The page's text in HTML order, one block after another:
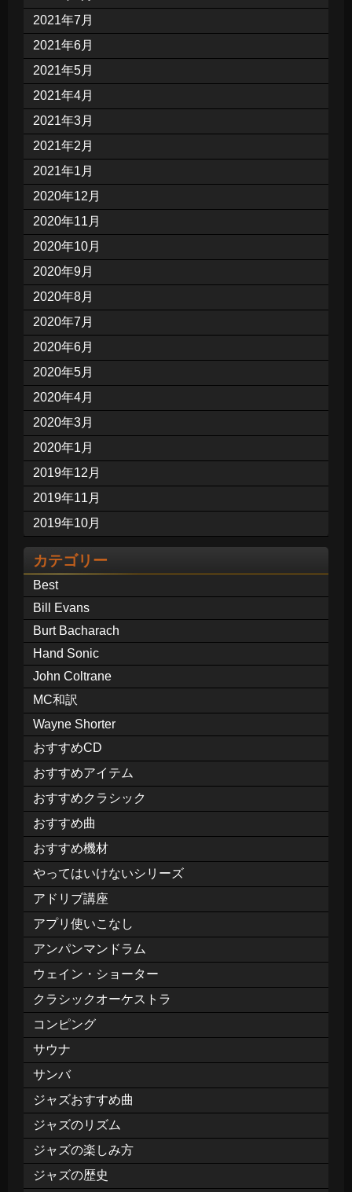
2021年7月
2021年6月
2021年5月
2021年4月
2021年3月
2021年2月
2021年1月
2020年12月
2020年11月
2020年10月
2020年9月
2020年8月
2020年7月
2020年6月
2020年5月
2020年4月
2020年3月
2020年1月
2019年12月
2019年11月
2019年10月
カテゴリー
Best
Bill Evans
Burt Bacharach
Hand Sonic
John Coltrane
MC和訳
Wayne Shorter
おすすめCD
おすすめアイテム
おすすめクラシック
おすすめ曲
おすすめ機材
やってはいけないシリーズ
アドリブ講座
アプリ使いこなし
アンパンマンドラム
ウェイン・ショーター
クラシックオーケストラ
コンピング
サウナ
サンバ
ジャズおすすめ曲
ジャズのリズム
ジャズの楽しみ方
ジャズの歴史